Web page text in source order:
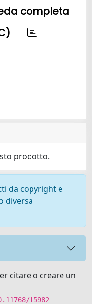
completa
prodotto.
da copyright e
diversa
citare o creare un
15982